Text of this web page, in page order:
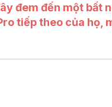
đem đến một bất
tiếp theo của họ,